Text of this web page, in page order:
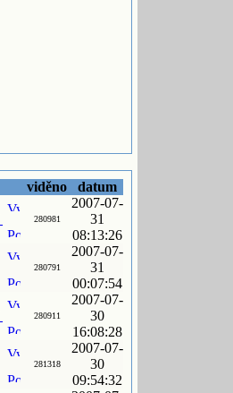
viděno datum
280981
2007-07-
31
08:13:26
280791
2007-07-
31
00:07:54
280911
2007-07-
30
16:08:28
281318
2007-07-
30
09:54:32